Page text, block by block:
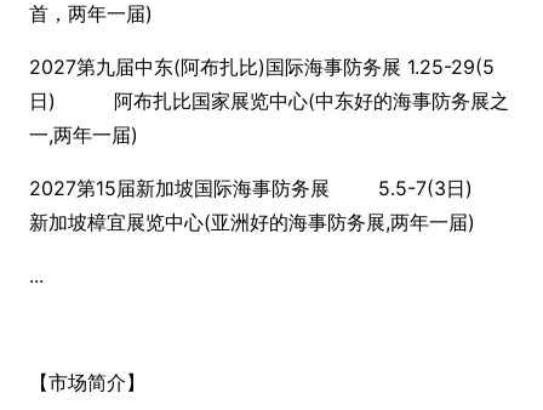
首，两年一届)
2027第九届中东(阿布扎比)国际海事防务展 1.25-29(5
日) 阿布扎比国家展览中心(中东好的海事防务展之
一,两年一届)
2027第15届新加坡国际海事防务展 5.5-7(3日)
新加坡樟宜展览中心(亚洲好的海事防务展,两年一届)
...
【市场简介】